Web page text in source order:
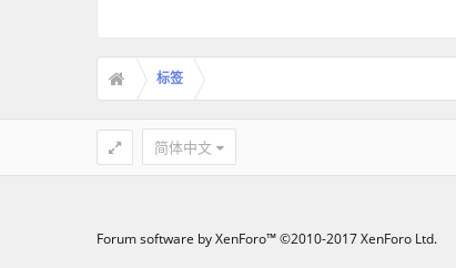
标签
简体中文
Forum software by XenForo™©2010-2017 XenForo Ltd.